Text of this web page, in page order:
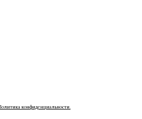
конфиденциальности.